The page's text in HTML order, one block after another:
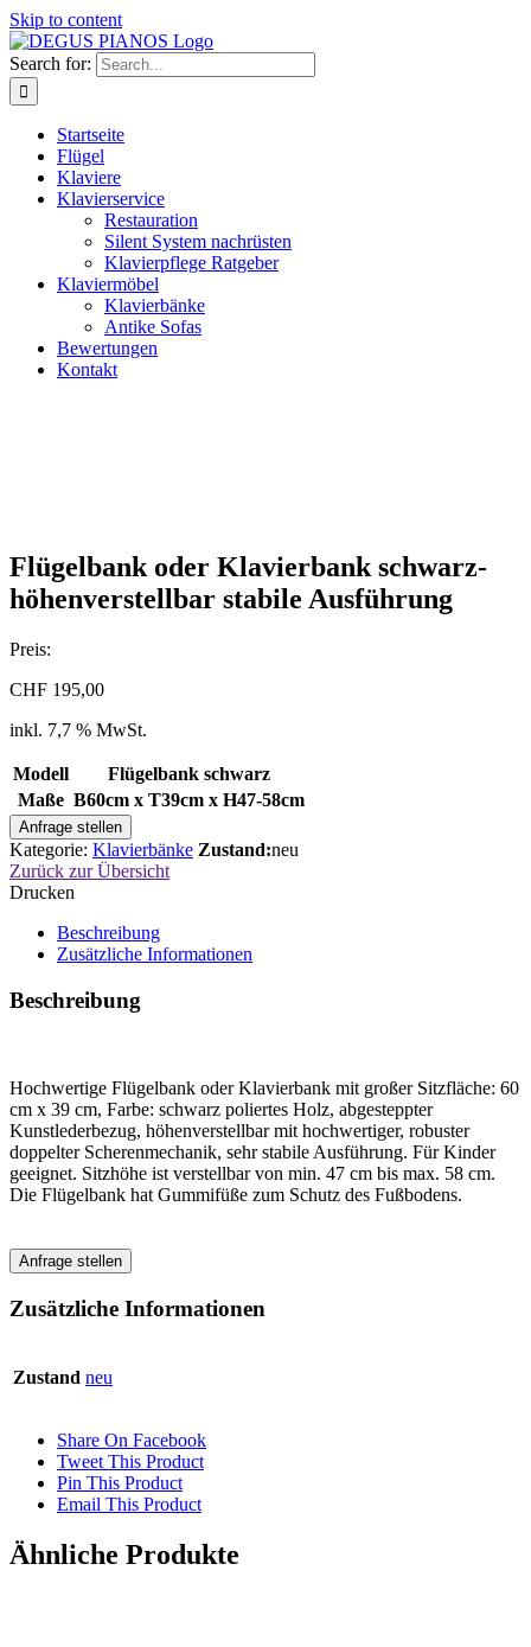
Skip to content
Search for:
Startseite
Flügel
Klaviere
Klavierservice
Restauration
Silent System nachrüsten
Klavierpflege Ratgeber
Klaviermöbel
Klavierbänke
Antike Sofas
Bewertungen
Kontakt
Flügelbank oder Klavierbank schwarz-
höhenverstellbar stabile Ausführung
Preis:
CHF 195,00
inkl. 7,7 % MwSt.
Modell
Flügelbank schwarz
Maße B60cm x T39cm x H47-58cm
Anfrage stellen
Kategorie: Klavierbänke Zustand:neu
Zurück zur Übersicht
Drucken
Beschreibung
Zusätzliche Informationen
Beschreibung
Hochwertige Flügelbank oder Klavierbank mit großer Sitzfläche: 60
cm x 39 cm, Farbe: schwarz poliertes Holz, abgesteppter
Kunstlederbezug, höhenverstellbar mit hochwertiger, robuster
doppelter Scherenmechanik, sehr stabile Ausführung. Für Kinder
geeignet. Sitzhöhe ist verstellbar von min. 47 cm bis max. 58 cm.
Die Flügelbank hat Gummifüße zum Schutz des Fußbodens.
Anfrage stellen
Zusätzliche Informationen
Zustand neu
Share On Facebook
Tweet This Product
Pin This Product
Email This Product
Ähnliche Produkte